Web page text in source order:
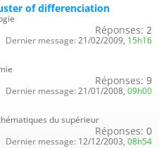
of differenciation
Réponses: 2
Dernier message: 21/02/2009, 15h16
Réponses: 9
Dernier message: 21/01/2008, 09h00
du supérieur
Réponses: 0
Dernier message: 12/12/2003, 08h54